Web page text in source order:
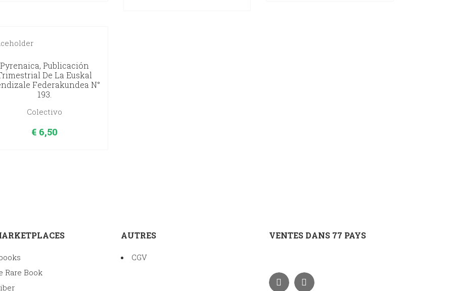
Pyrenaica, Publicación
De La Euskal
Federakundea N°
193.
Colectivo
€6,50
Rare Book
AUTRES
CGV
VENTES DANS 77 PAYS